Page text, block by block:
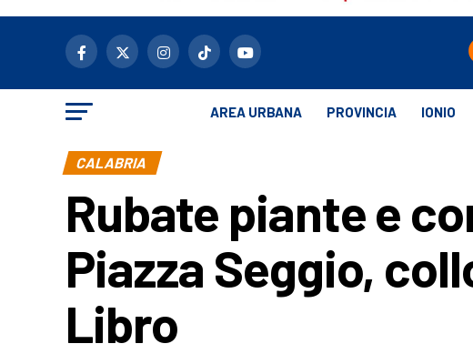
AREA URBANA PROVINCIA IONIO
CALABRIA
Rubate piante e
Piazza Seggio,
Libro